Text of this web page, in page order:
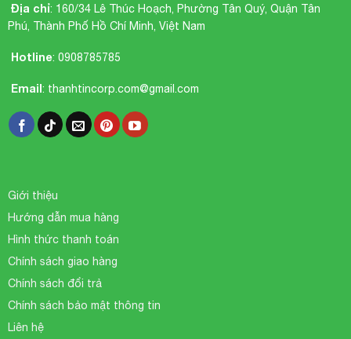
Địa chỉ: 160/34 Lê Thúc Hoạch, Phường Tân Quý, Quận Tân
Phú, Thành Phố Hồ Chí Minh, Việt Nam
Hotline: 0908785785
Email: thanhtincorp.com@gmail.com
Giới thiệu
Hướng dẫn mua hàng
Hình thức thanh toán
Chính sách giao hàng
Chính sách đổi trả
Chính sách bảo mật thông tin
Liên hệ